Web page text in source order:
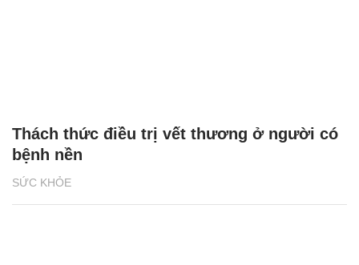
SỨC KHỎE
Thách thức điều trị vết thương ở người có
bệnh nền